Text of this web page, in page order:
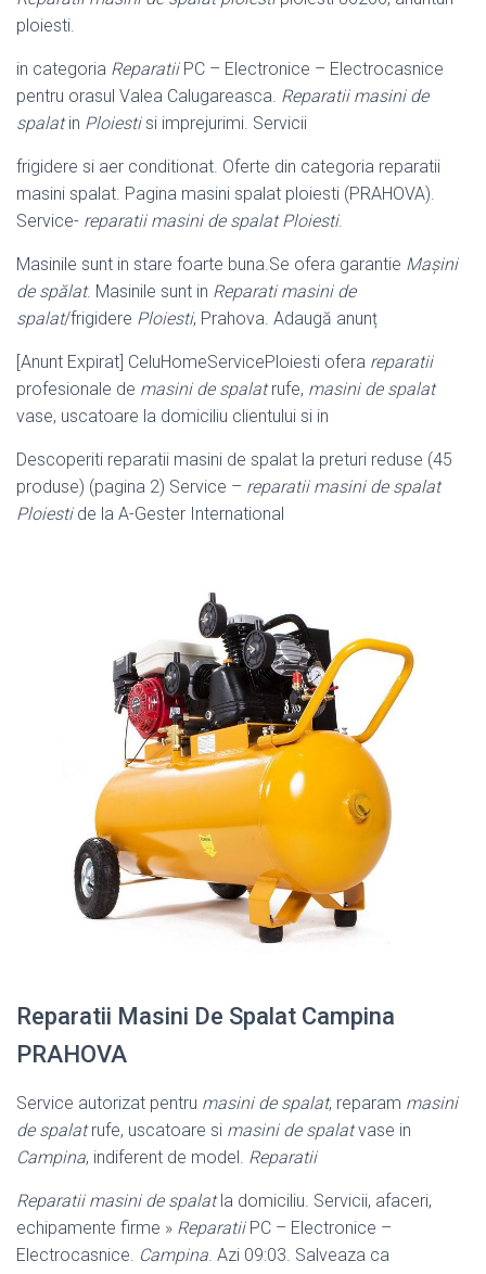
ploiesti.
in categoria ReparatiiPC – Electronice – Electrocasnice
pentru orasul Valea Calugareasca. Reparatii masini de
spalatin Ploiestisi imprejurimi. Servicii
frigidere si aer conditionat. Oferte din categoria reparatii
masini spalat. Pagina masini spalat ploiesti (PRAHOVA).
Service- reparatii masini de spalat Ploiesti.
Masinile sunt in stare foarte buna.Se ofera garantie Mașini
de spălat. Masinile sunt in Reparati masini de
spalat/frigidere Ploiesti, Prahova. Adaugă anunț
[Anunt Expirat] CeluHomeServicePloiesti ofera reparatii
profesionale de masini de spalatrufe, masini de spalat
vase, uscatoare la domiciliu clientului si in
Descoperiti reparatii masini de spalat la preturi reduse (45
produse) (pagina 2) Service – reparatii masini de spalat
Ploiestide la A-Gester International
Reparatii Masini De Spalat Campina
PRAHOVA
Service autorizat pentru masini de spalat, reparam masini
de spalatrufe, uscatoare si masini de spalatvase in
Campina, indiferent de model. Reparatii
Reparatii masini de spalatla domiciliu. Servicii, afaceri,
echipamente firme » ReparatiiPC – Electronice –
Electrocasnice. Campina. Azi 09:03. Salveaza ca